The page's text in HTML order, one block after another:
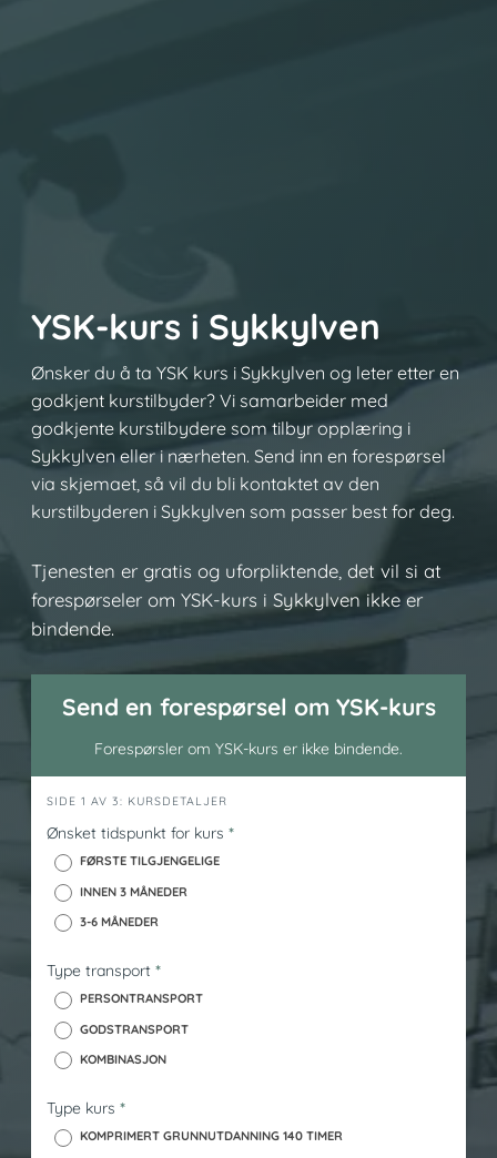
YSK-kurs i Sykkylven
Ønsker du å ta YSK kurs i Sykkylven og leter etter en
godkjent kurstilbyder? Vi samarbeider med
godkjente kurstilbydere som tilbyr opplæring i
Sykkylven eller i nærheten. Send inn en forespørsel
via skjemaet, så vil du bli kontaktet av den
kurstilbyderen i Sykkylven som passer best for deg.
Tjenesten er gratis og uforpliktende, det vil si at
forespørseler om YSK-kurs i Sykkylven ikke er
bindende.
Send en forespørsel om YSK-kurs
Forespørsler om YSK-kurs er ikke bindende.
h
e
_
k
SIDE 1 AV 3: KURSDETALJER
Ønsket tidspunkt for kurs *
FØRSTE TILGJENGELIGE
INNEN 3 MÅNEDER
3-6 MÅNEDER
Type transport *
PERSONTRANSPORT
GODSTRANSPORT
KOMBINASJON
Type kurs *
KOMPRIMERT GRUNNUTDANNING 140 TIMER